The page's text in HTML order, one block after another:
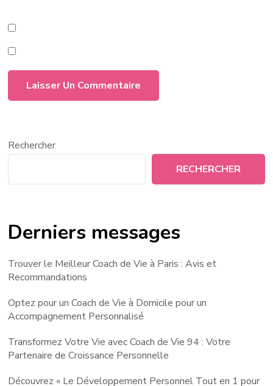
Rechercher
RECHERCHER
Derniers messages
Trouver le Meilleur Coach de Vie à Paris : Avis et
Recommandations
Optez pour un Coach de Vie à Domicile pour un
Accompagnement Personnalisé
Transformez Votre Vie avec Coach de Vie 94 : Votre
Partenaire de Croissance Personnelle
Découvrez « Le Développement Personnel Tout en 1 pour